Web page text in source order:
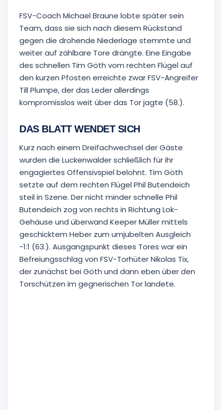
FSV-Coach Michael Braune lobte später sein
Team, dass sie sich nach diesem Rückstand
gegen die drohende Niederlage stemmte und
weiter auf zählbare Tore drängte. Eine Eingabe
des schnellen Tim Göth vom rechten Flügel auf
den kurzen Pfosten erreichte zwar FSV-Angreifer
Till Plumpe, der das Leder allerdings
kompromisslos weit über das Tor jagte (58.).
DAS BLATT WENDET SICH
Kurz nach einem Dreifachwechsel der Gäste
wurden die Luckenwalder schließlich für ihr
engagiertes Offensivspiel belohnt. Tim Göth
setzte auf dem rechten Flügel Phil Butendeich
steil in Szene. Der nicht minder schnelle Phil
Butendeich zog von rechts in Richtung Lok-
Gehäuse und überwand Keeper Müller mittels
geschicktem Heber zum umjubelten Ausgleich
-1:1 (63.). Ausgangspunkt dieses Tores war ein
Befreiungsschlag von FSV-Torhüter Nikolas Tix,
der zunächst bei Göth und dann eben über den
Torschützen im gegnerischen Tor landete.